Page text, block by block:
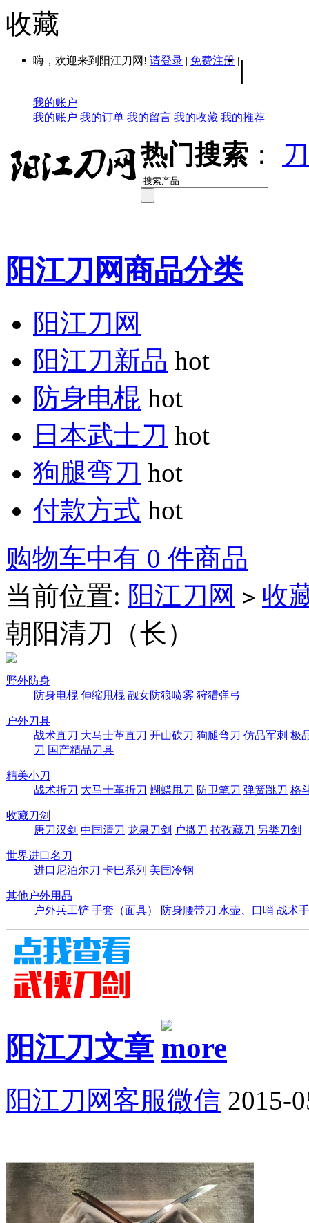
收藏
嗨，欢迎来到阳江刀网! 请登录 | 免费注册 | |
我的账户
我的账户 我的订单 我的留言 我的收藏 我的推荐
热门搜索 ：
阳江刀网商品分类
阳江刀网
阳江刀新品 hot
防身电棍 hot
日本武士刀 hot
狗腿弯刀 hot
付款方式 hot
购物车中有 0 件商品
当前位置: 阳江刀网 > 收
朝阳清刀（长）
野外防身
防身电棍 伸缩甩棍 靓女防狼喷雾 狩猎弹弓
户外刀具
战术直刀 大马士革直刀 开山砍刀 狗腿弯刀 仿品军刺 极
刀 国产精品刀具
精美小刀
战术折刀 大马士革折刀 蝴蝶甩刀 防卫笔刀 弹簧跳刀 格
收藏刀剑
唐刀汉剑 中国清刀 龙泉刀剑 户撒刀 拉孜藏刀 另类刀剑
世界进口名刀
进口尼泊尔刀 卡巴系列 美国冷钢
其他户外用品
户外兵工铲 手套（面具） 防身腰带刀 水壶、口哨 战术
阳江刀文章
阳江刀网客服微信 2015-